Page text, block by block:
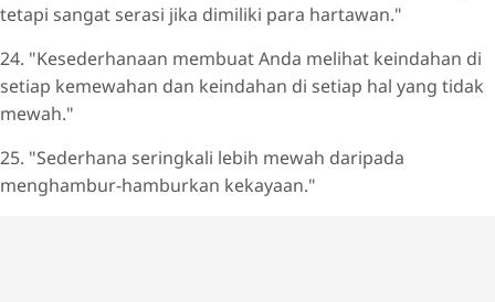
tetapi sangat serasi jika dimiliki para hartawan."
24. "Kesederhanaan membuat Anda melihat keindahan di
setiap kemewahan dan keindahan di setiap hal yang tidak
mewah."
25. "Sederhana seringkali lebih mewah daripada
menghambur-hamburkan kekayaan."